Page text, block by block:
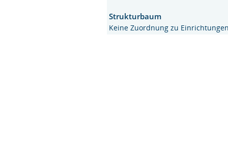
Strukturbaum
Keine Zuordnung zu